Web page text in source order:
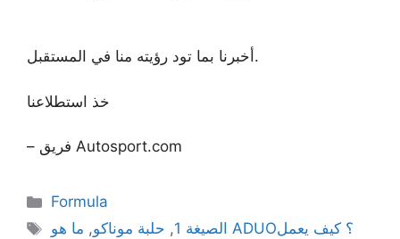
أخبرنا بما تود رؤيته منا في المستقبل.
خذ استطلاعنا
– فريق Autosport.com
Categories
Formula
Tags
الصيغة 1 , حلبة موناكو, ما هو ADUO؟ كيف يعمل